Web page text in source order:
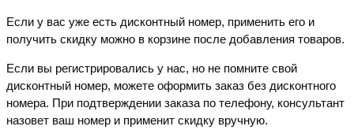
Если у вас уже есть дисконтный номер, применить его и
получить скидку можно в корзине после добавления товаров.
Если вы регистрировались у нас, но не помните свой
дисконтный номер, можете оформить заказ без дисконтного
номера. При подтверждении заказа по телефону, консультант
назовет ваш номер и применит скидку вручную.